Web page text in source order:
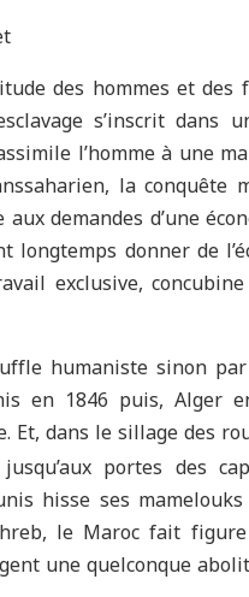
des hommes et des
s’inscrit
l’homme à une
la
demandes d’une
longtemps donner de
exclusive,
humaniste sinon
en 1846 puis,
Et, dans le sillage des
portes des
hisse ses
le Maroc fait
une quelconque